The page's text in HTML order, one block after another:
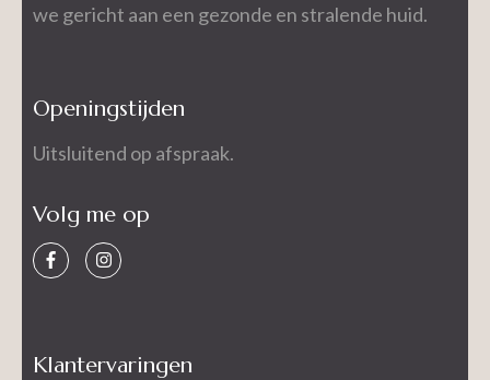
we gericht aan een gezonde en stralende huid.
Openingstijden
Uitsluitend op afspraak.
Volg me op
Klantervaringen